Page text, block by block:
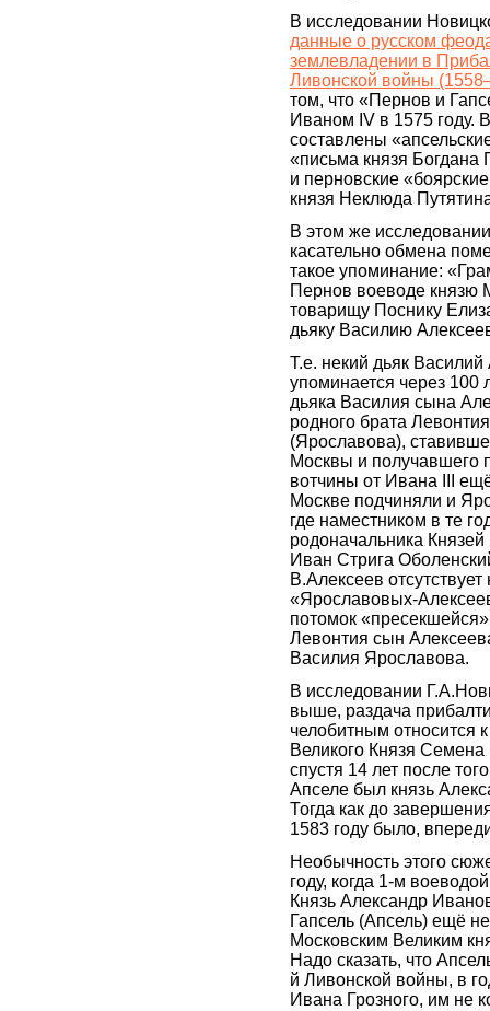
В исследовании
данные о русском
землевладении в
Ливонской войны
том, что «Пернов и
Иваном IV в 1575 году.
составлены
«письма князя Богдана
и перновские
князя Неклюда
В этом же
касательно обмена
такое упоминание:
Пернов воеводе князю
товарищу Поснику
дьяку Василию
Т.е. некий дьяк Василий
упоминается через 100
дьяка Василия сына
родного брата
(Ярославова),
Москвы и получавшего
вотчины от Ивана III
Москве подчиняли и
где наместником в те
родоначальника
Иван Стрига
В.Алексеев
«Ярославовых-
потомок
Левонтия сын
Василия Ярославова.
В исследовании
выше, раздача
челобитным относится
Великого Князя Семена
спустя 14 лет после
Апселе был князь
Тогда как до
1583 году было,
Необычность этого
году, когда 1-м
Князь Александр
Гапсель (Апсель) ещё
Московским Великим
Надо сказать, что
й Ливонской войны, в
Ивана Грозного, им не